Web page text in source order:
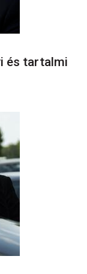
és tartalmi